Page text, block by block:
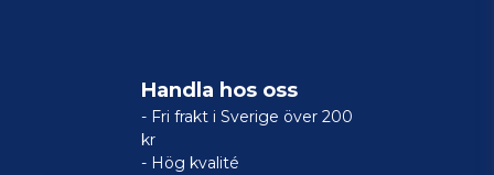
Handla hos oss
- Fri frakt i Sverige över 200
kr
- Hög kvalité